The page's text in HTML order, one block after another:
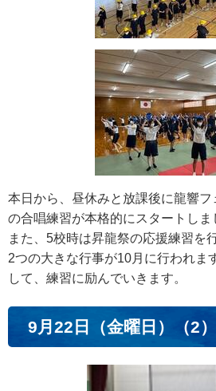
本日から、昼休みと放課後に龍響
の合唱練習が本格的にスタートしま
また、5校時は昇龍祭の応援練習を
2つの大きな行事が10月に行われま
して、練習に励んでいきます。
9月22日（金曜日）（2）